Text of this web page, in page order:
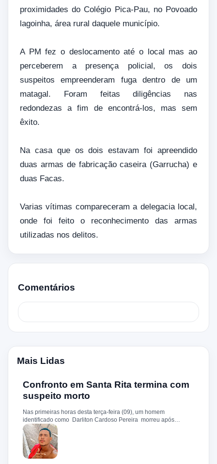
proximidades do Colégio Pica-Pau, no Povoado
lagoinha, área rural daquele município.
A PM fez o deslocamento até o local mas ao
perceberem a presença policial, os dois
suspeitos empreenderam fuga dentro de um
matagal. Foram feitas diligências nas
redondezas a fim de encontrá-los, mas sem
êxito.
Na casa que os dois estavam foi apreendido
duas armas de fabricação caseira (Garrucha) e
duas Facas.
Varias vítimas compareceram a delegacia local,
onde foi feito o reconhecimento das armas
utilizadas nos delitos.
Comentários
Mais Lidas
Confronto em Santa Rita termina com
suspeito morto
Nas primeiras horas desta terça-feira (09), um homem
identificado como Darliton Cardoso Pereira morreu após
confronto com a Polícia Militar no povoado Timbotiba, zona rural
de Santa Rita. De acordo com a PM, os policiais estavam
cumprindo um mandado de prisão contra Darliton, apontado
como um dos suspeitos pela morte brutal de Leandro Sena ,
ocorrida em 25 de fevereiro de 2024. A vítima teria sido